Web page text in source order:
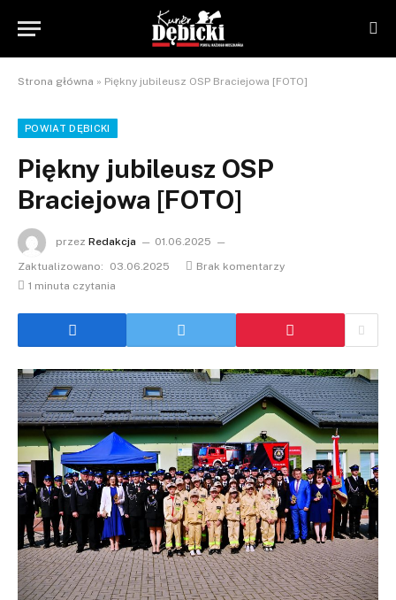
Strona główna » Piękny jubileusz OSP Braciejowa [FOTO]
POWIAT DĘBICKI
Piękny jubileusz OSP
Braciejowa [FOTO]
przez Redakcja
01.06.2025
Zaktualizowano:
03.06.2025
Brak komentarzy
1 minuta czytania